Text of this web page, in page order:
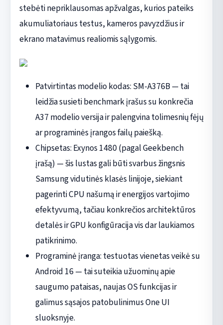
stebėti nepriklausomas apžvalgas, kurios pateiks
akumuliatoriaus testus, kameros pavyzdžius ir
ekrano matavimus realiomis sąlygomis.
Patvirtintas modelio kodas: SM-A376B — tai
leidžia susieti benchmark įrašus su konkrečia
A37 modelio versija ir palengvina tolimesnių fėjų
ar programinės įrangos failų paiešką.
Chipsetas: Exynos 1480 (pagal Geekbench
įrašą) — šis lustas gali būti svarbus žingsnis
Samsung vidutinės klasės linijoje, siekiant
pagerinti CPU našumą ir energijos vartojimo
efektyvumą, tačiau konkrečios architektūros
detalės ir GPU konfigūracija vis dar laukiamos
patikrinimo.
Programinė įranga: testuotas vienetas veikė su
Android 16 — tai suteikia užuominų apie
saugumo pataisas, naujas OS funkcijas ir
galimus sąsajos patobulinimus One UI
sluoksnyje.